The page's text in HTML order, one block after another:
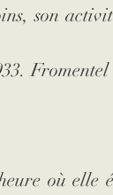
son
où elle